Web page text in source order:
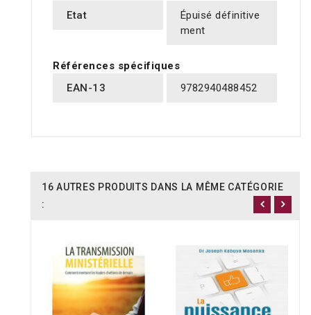
Etat
Épuisé définitive
ment
Références spécifiques
EAN-13
9782940488452
16 AUTRES PRODUITS DANS LA MÊME CATÉGORIE
: